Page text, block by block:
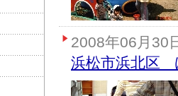
2008年06月30
浜松市浜北区